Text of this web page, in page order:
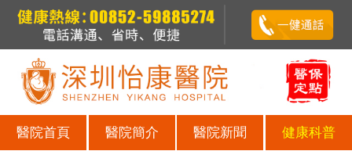
醫院首頁 醫院簡介 醫院新聞 健康科普